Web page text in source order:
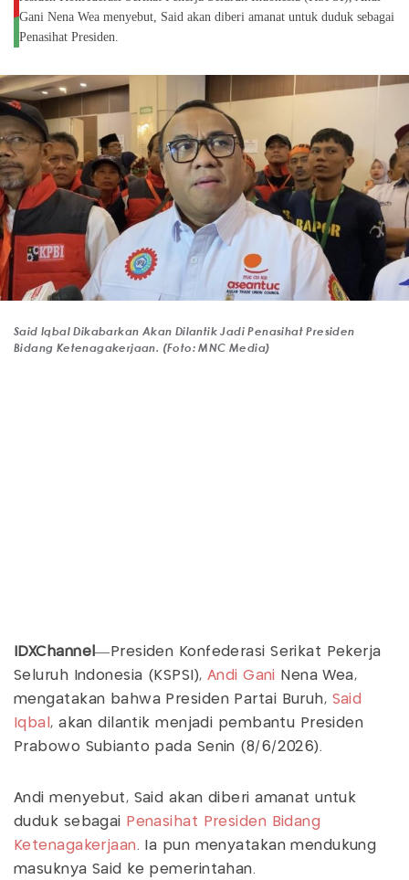
Gani Nena Wea menyebut, Said akan diberi amanat untuk duduk sebagai
Penasihat Presiden.
Said Iqbal Dikabarkan Akan Dilantik Jadi Penasihat Presiden
Bidang Ketenagakerjaan. (Foto: MNC Media)
IDXChannel—Presiden Konfederasi Serikat Pekerja
Seluruh Indonesia (KSPSI), Andi Gani Nena Wea,
mengatakan bahwa Presiden Partai Buruh, Said
Iqbal, akan dilantik menjadi pembantu Presiden
Prabowo Subianto pada Senin (8/6/2026).
Andi menyebut, Said akan diberi amanat untuk
duduk sebagai Penasihat Presiden
Bidang
Ketenagakerjaan. Ia pun menyatakan mendukung
masuknya Said ke pemerintahan.